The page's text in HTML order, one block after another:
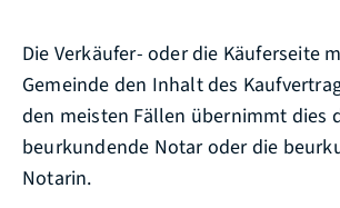
Die Verkäufer- oder die Käuferseite
Gemeinde den Inhalt des
den meisten Fällen übernimmt dies
beurkundende Notar oder die
Notarin.